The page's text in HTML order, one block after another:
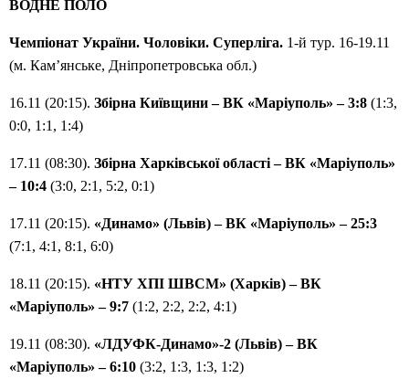
ВОДНЕ ПОЛО
Чемпіонат України. Чоловіки. Суперліга. 1-й тур. 16-19.11
(м. Кам’янське, Дніпропетровська обл.)
16.11 (20:15). Збірна Київщини – ВК «Маріуполь» – 3:8 (1:3,
0:0, 1:1, 1:4)
17.11 (08:30). Збірна Харківської області – ВК «Маріуполь»
– 10:4 (3:0, 2:1, 5:2, 0:1)
17.11 (20:15). «Динамо» (Львів) – ВК «Маріуполь» – 25:3
(7:1, 4:1, 8:1, 6:0)
18.11 (20:15). «НТУ ХПІ ШВСМ» (Харків) – ВК
«Маріуполь» – 9:7 (1:2, 2:2, 2:2, 4:1)
19.11 (08:30). «ЛДУФК-Динамо»-2 (Львів) – ВК
«Маріуполь» – 6:10 (3:2, 1:3, 1:3, 1:2)